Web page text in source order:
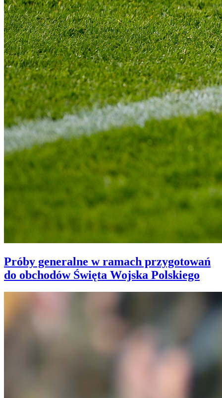
Próby generalne w ramach przygotowań
do obchodów Święta Wojska Polskiego